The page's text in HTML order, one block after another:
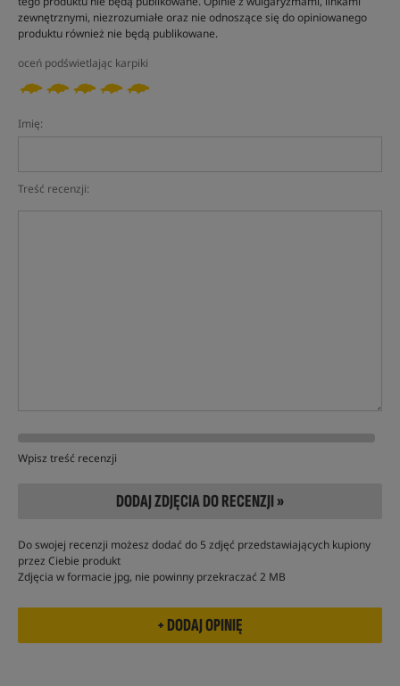
zewnętrznymi, niezrozumiałe oraz nie odnoszące się do opiniowanego
produktu również nie będą publikowane.
oceń podświetlając karpiki
Imię:
Treść recenzji:
Wpisz treść recenzji
DODAJ ZDJĘCIA DO RECENZJI »
Do swojej recenzji możesz dodać do 5 zdjęć przedstawiających kupiony
przez Ciebie produkt
Zdjęcia w formacie jpg, nie powinny przekraczać 2 MB